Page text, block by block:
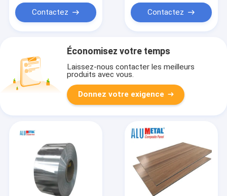
Contactez Contactez
Économisez votre temps
Laissez-nous contacter les meilleurs
produits avec vous.
Donnez votre exigence